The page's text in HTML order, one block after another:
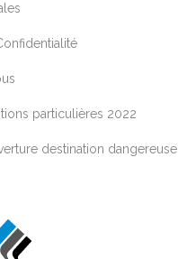
particulières 2022
destination dangereuse